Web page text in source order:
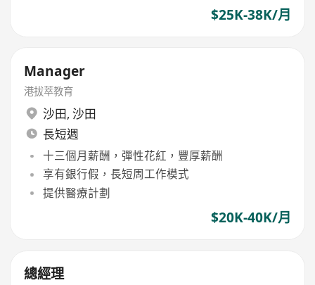
$25K-38K/月
Manager
港拔萃教育
沙田, 沙田
長短週
十三個月薪酬，彈性花紅，豐厚薪酬
享有銀行假，長短周工作模式
提供醫療計劃
$20K-40K/月
總經理